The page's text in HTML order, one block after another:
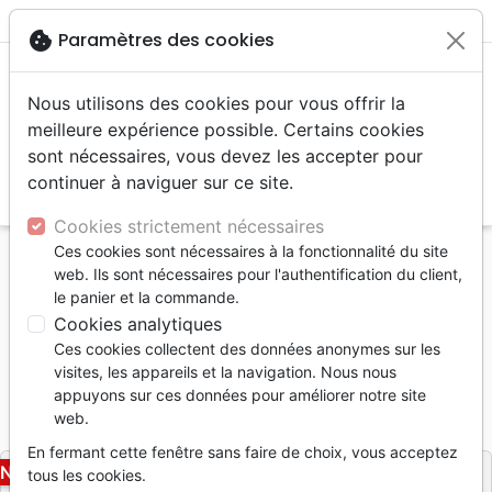
menu
Accueil Livres
Ethique, société, politique
Des finances bien organisées
Des finances bien organisées
Joyce Meyer
RéférenceJMM9542 EAN9783948795429
Editeur JOYCE MEYER MINISTRIES GMBH HA
NOUVEAU
cookie Paramètres des cookies
Nous utilisons des cookies pour vous offrir la
meilleure expérience possible. Certains cookies
sont nécessaires, vous devez les accepter pour
continuer à naviguer sur ce site.
Cookies strictement nécessaires
Ces cookies sont nécessaires à la fonctionnalité du site
web. Ils sont nécessaires pour l'authentification du client,
le panier et la commande.
Cookies analytiques
Ces cookies collectent des données anonymes sur les
visites, les appareils et la navigation. Nous nous
appuyons sur ces données pour améliorer notre site
web.
En fermant cette fenêtre sans faire de choix, vous acceptez
tous les cookies.